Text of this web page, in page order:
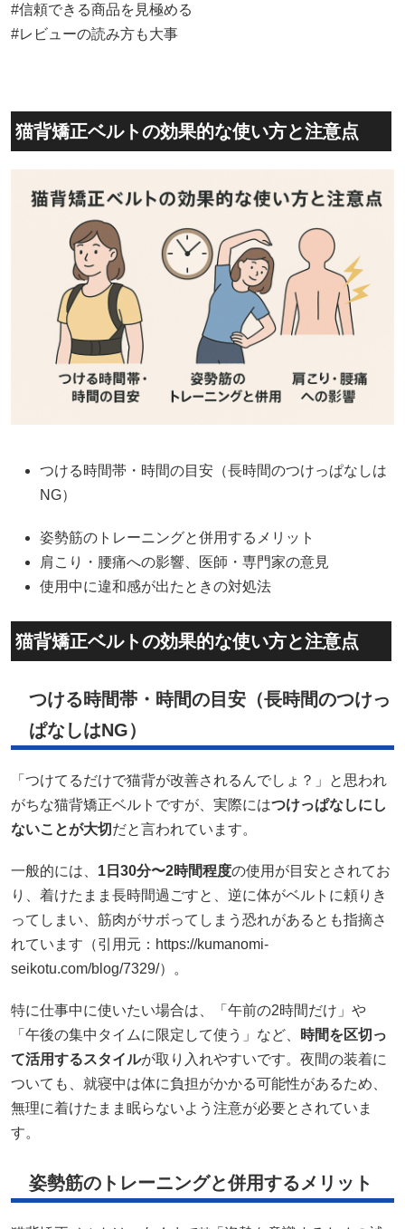
#信頼できる商品を見極める
#レビューの読み方も大事
猫背矯正ベルトの効果的な使い方と注意点
つける時間帯・時間の目安（長時間のつけっぱなしは
NG）
姿勢筋のトレーニングと併用するメリット
肩こり・腰痛への影響、医師・専門家の意見
使用中に違和感が出たときの対処法
猫背矯正ベルトの効果的な使い方と注意点
つける時間帯・時間の目安（長時間のつけっ
ぱなしはNG）
「つけてるだけで猫背が改善されるんでしょ？」と思われ
がちな猫背矯正ベルトですが、実際にはつけっぱなしにし
ないことが大切 だと言われています。
一般的には、 1日30分〜2時間程度の使用が目安とされてお
り、着けたまま長時間過ごすと、逆に体がベルトに頼りき
ってしまい、筋肉がサボってしまう恐れがあるとも指摘さ
れています（引用元：https://kumanomi-
seikotu.com/blog/7329/）。
特に仕事中に使いたい場合は、「午前の2時間だけ」や
「午後の集中タイムに限定して使う」など、
時間を区切っ
て活用するスタイルが取り入れやすいです。夜間の装着に
ついても、就寝中は体に負担がかかる可能性があるため、
無理に着けたまま眠らないよう注意が必要とされていま
す。
姿勢筋のトレーニングと併用するメリット